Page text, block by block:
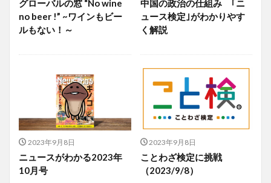
グローバルの窓 “No wine
no beer !” ~ワインもビー
ルもない！～
中国の政治の仕組み ｢ニ
ュース検定｣がわかりやす
く解説
2023年9月8日
ニュースがわかる2023年
10月号
2023年9月8日
ことわざ検定に挑戦
（2023/9/8）